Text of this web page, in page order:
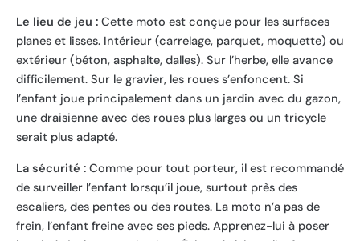
Le lieu de jeu : Cette moto est conçue pour les surfaces
planes et lisses. Intérieur (carrelage, parquet, moquette) ou
extérieur (béton, asphalte, dalles). Sur l’herbe, elle avance
difficilement. Sur le gravier, les roues s’enfoncent. Si
l’enfant joue principalement dans un jardin avec du gazon,
une draisienne avec des roues plus larges ou un tricycle
serait plus adapté.
La sécurité : Comme pour tout porteur, il est recommandé
de surveiller l’enfant lorsqu’il joue, surtout près des
escaliers, des pentes ou des routes. La moto n’a pas de
frein, l’enfant freine avec ses pieds. Apprenez-lui à poser